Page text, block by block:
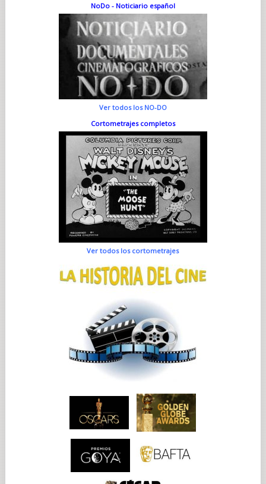
NoDo - Noticiario español
Ver todos los NO-DO
Cortometrajes completos
Ver todos los cortometrajes